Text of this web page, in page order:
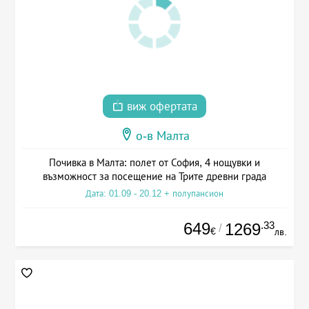
виж офертата
о-в Малта
Почивка в Малта: полет от София, 4 нощувки и
възможност за посещение на Трите древни града
Дата: 01.09 - 20.12 + полупансион
649€ / 1269.33
лв.